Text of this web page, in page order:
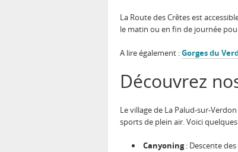
La Route des Crêtes est
le matin ou en fin de journée
A lire également :Gorges du
Découvrez
Le village de La Palud-sur-
sports de plein air. Voici
Canyoning: Descente des